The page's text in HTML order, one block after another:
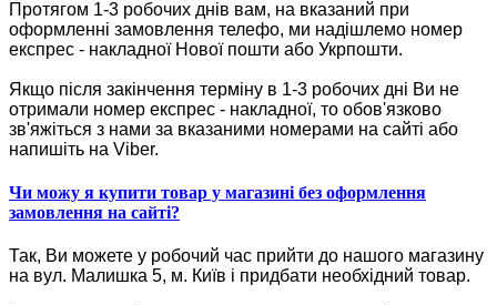
Протягом 1-3 робочих днів вам, на вказаний при
оформленні замовлення телефо, ми надішлемо номер
експрес - накладної Нової пошти або Укрпошти.
Якщо після закінчення терміну в 1-3 робочих дні Ви не
отримали номер експрес - накладної, то обов'язково
зв'яжіться з нами за вказаними номерами на сайті або
напишіть на Viber.
Чи можу я купити товар у магазині без оформлення
замовлення на сайті?
Так, Ви можете у робочий час прийти до нашого магазину
на вул. Малишка 5, м. Київ і придбати необхідний товар.